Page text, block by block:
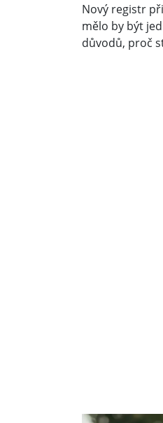
Nový registr
mělo by být
důvodů, proč